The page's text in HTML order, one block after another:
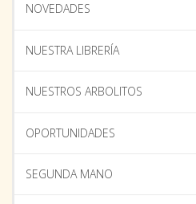
NOVEDADES
NUESTRA LIBRERÍA
NUESTROS ARBOLITOS
OPORTUNIDADES
SEGUNDA MANO